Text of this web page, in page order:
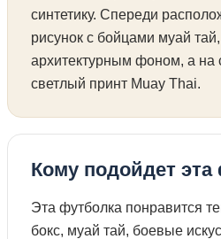
синтетику. Спереди
рисунок с бойцами муай
архитектурным фоном, а
светлый принт Muay Thai.
Кому подойдет эта
Эта футболка понравится
бокс, муай тай, боевые